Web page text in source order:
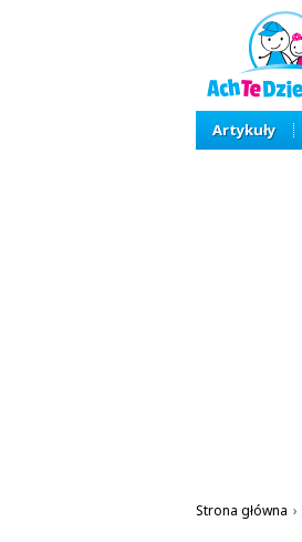
Artykuły
Strona główna ›